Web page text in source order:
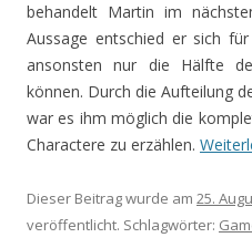
behandelt Martin im
Aussage entschied er sich
ansonsten nur die Hälfte
können. Durch die Aufteilung
war es ihm möglich die
Charactere zu erzählen.
Dieser Beitrag wurde am 25.
veröffentlicht. Schlagwörter: